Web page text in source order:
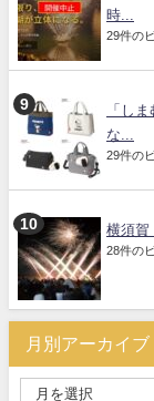
時...
29件の
「し
な...
29件の
横須賀
28件の
月別アーカイブ